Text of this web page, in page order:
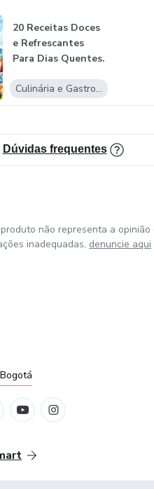
20 Receitas Doces
e Refrescantes
Para Dias Quentes.
Culinária e Gastronomia
Dúvidas frequentes
não representa a opinião
inadequadas, denuncie aqui